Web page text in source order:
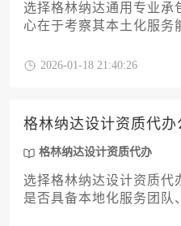
选择格林纳达通用专业承
心在于考察其本土化服务
平、专业团队配置及售
2026-01-18 21:40:26
格林纳达设计资质代办
格林纳达设计资质代办
选择格林纳达设计资质代
是否具备本地化服务团队